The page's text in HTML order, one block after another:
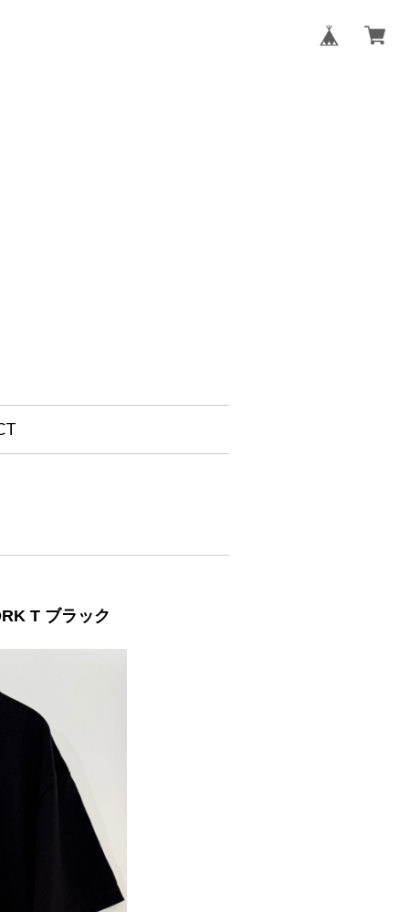
T ブラック